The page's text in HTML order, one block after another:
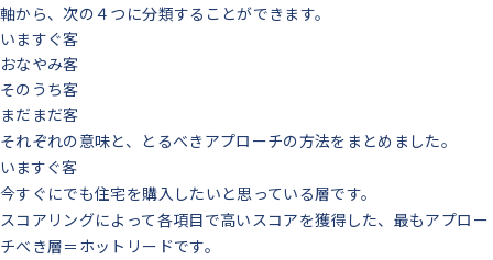
軸から、次の４つに分類することができます。
いますぐ客
おなやみ客
そのうち客
まだまだ客
それぞれの意味と、とるべきアプローチの方法をまとめました。
いますぐ客
今すぐにでも住宅を購入したいと思っている層です。
スコアリングによって各項目で高いスコアを獲得した、最もアプロー
チべき層＝ホットリードです。